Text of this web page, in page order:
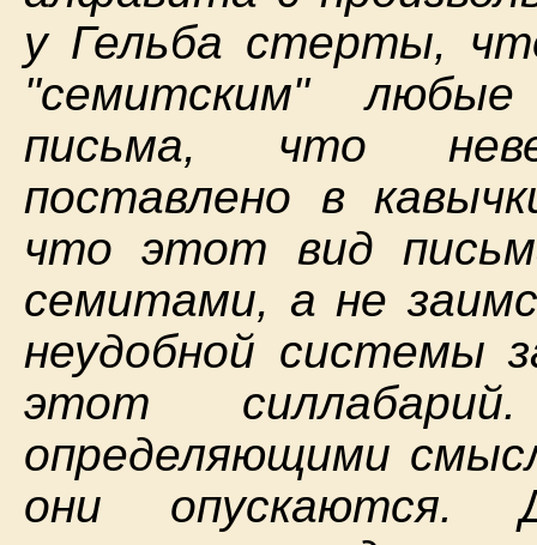
у Гельба стерты,
"семитским"
письма, что
поставлено в
что этот вид
семитами, а не
неудобной системы
этот
определяющими
они опускаются.